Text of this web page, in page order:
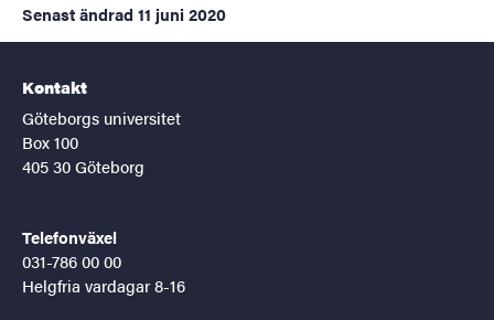
Senast ändrad 11 juni 2020
Kontakt
Göteborgs universitet
Box 100
405 30 Göteborg
Telefonväxel
031-786 00 00
Helgfria vardagar 8-16